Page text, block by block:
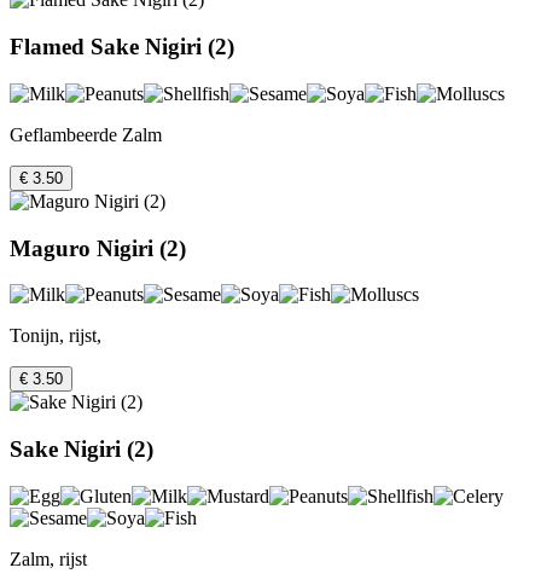
Flamed Sake Nigiri (2)
Geflambeerde Zalm
€ 3.50
Maguro Nigiri (2)
Tonijn, rijst,
€ 3.50
Sake Nigiri (2)
Zalm, rijst